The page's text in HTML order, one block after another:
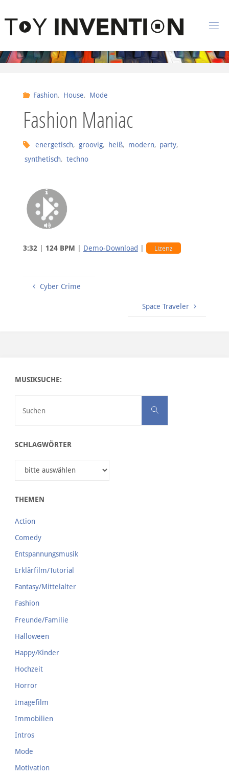
O
Y
Fashion, House, Mode
Fashion Maniac
energetisch, groovig, heiß, modern, party,
synthetisch, techno
3:32| 124 BPM | Demo-Download | Lizenz
Cyber Crime
Space Traveler
MUSIKSUCHE:
Suchen
SCHLAGWÖRTER
THEMEN
Action
Comedy
Entspannungsmusik
Erklärfilm/Tutorial
Fantasy/Mittelalter
Fashion
Freunde/Familie
Halloween
Happy/Kinder
Hochzeit
Horror
Imagefilm
Immobilien
Intros
Mode
Motivation